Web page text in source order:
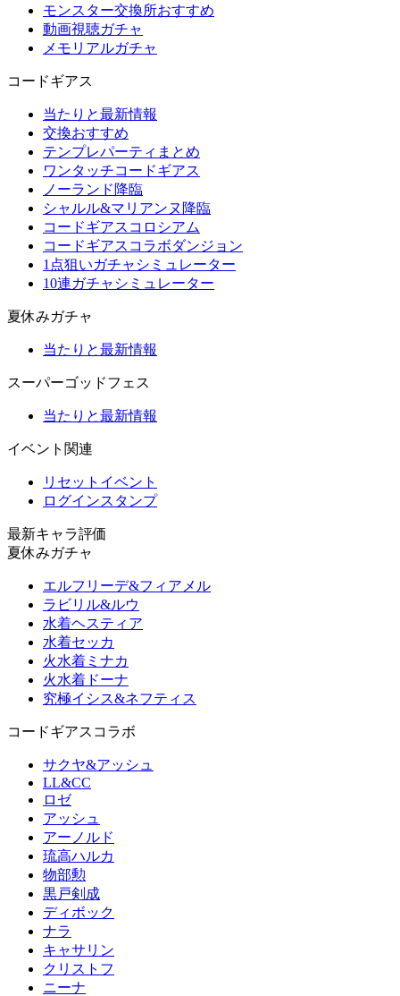
モンスター交換所おすすめ
動画視聴ガチャ
メモリアルガチャ
コードギアス
当たりと最新情報
交換おすすめ
テンプレパーティまとめ
ワンタッチコードギアス
ノーランド降臨
シャルル&マリアンヌ降臨
コードギアスコロシアム
コードギアスコラボダンジョン
1点狙いガチャシミュレーター
10連ガチャシミュレーター
夏休みガチャ
当たりと最新情報
スーパーゴッドフェス
当たりと最新情報
イベント関連
リセットイベント
ログインスタンプ
最新キャラ評価
夏休みガチャ
エルフリーデ&フィアメル
ラビリル&ルウ
水着ヘスティア
水着セッカ
火水着ミナカ
火水着ドーナ
究極イシス&ネフティス
コードギアスコラボ
サクヤ&アッシュ
LL&CC
ロゼ
アッシュ
アーノルド
琉高ハルカ
物部勲
黒戸剣成
ディボック
ナラ
キャサリン
クリストフ
ニーナ